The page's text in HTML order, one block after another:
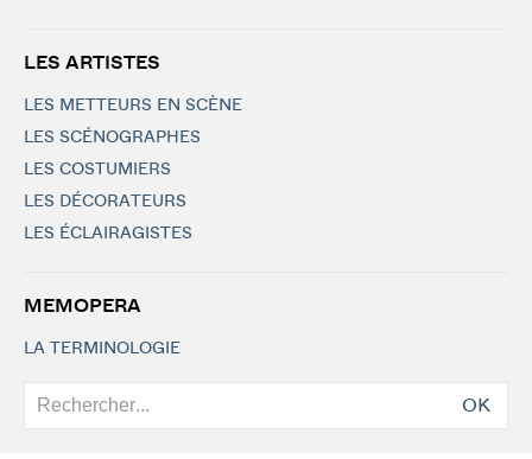
LES ARTISTES
LES METTEURS EN SCÈNE
LES SCÉNOGRAPHES
LES COSTUMIERS
LES DÉCORATEURS
LES ÉCLAIRAGISTES
MEMOPERA
LA TERMINOLOGIE
OK